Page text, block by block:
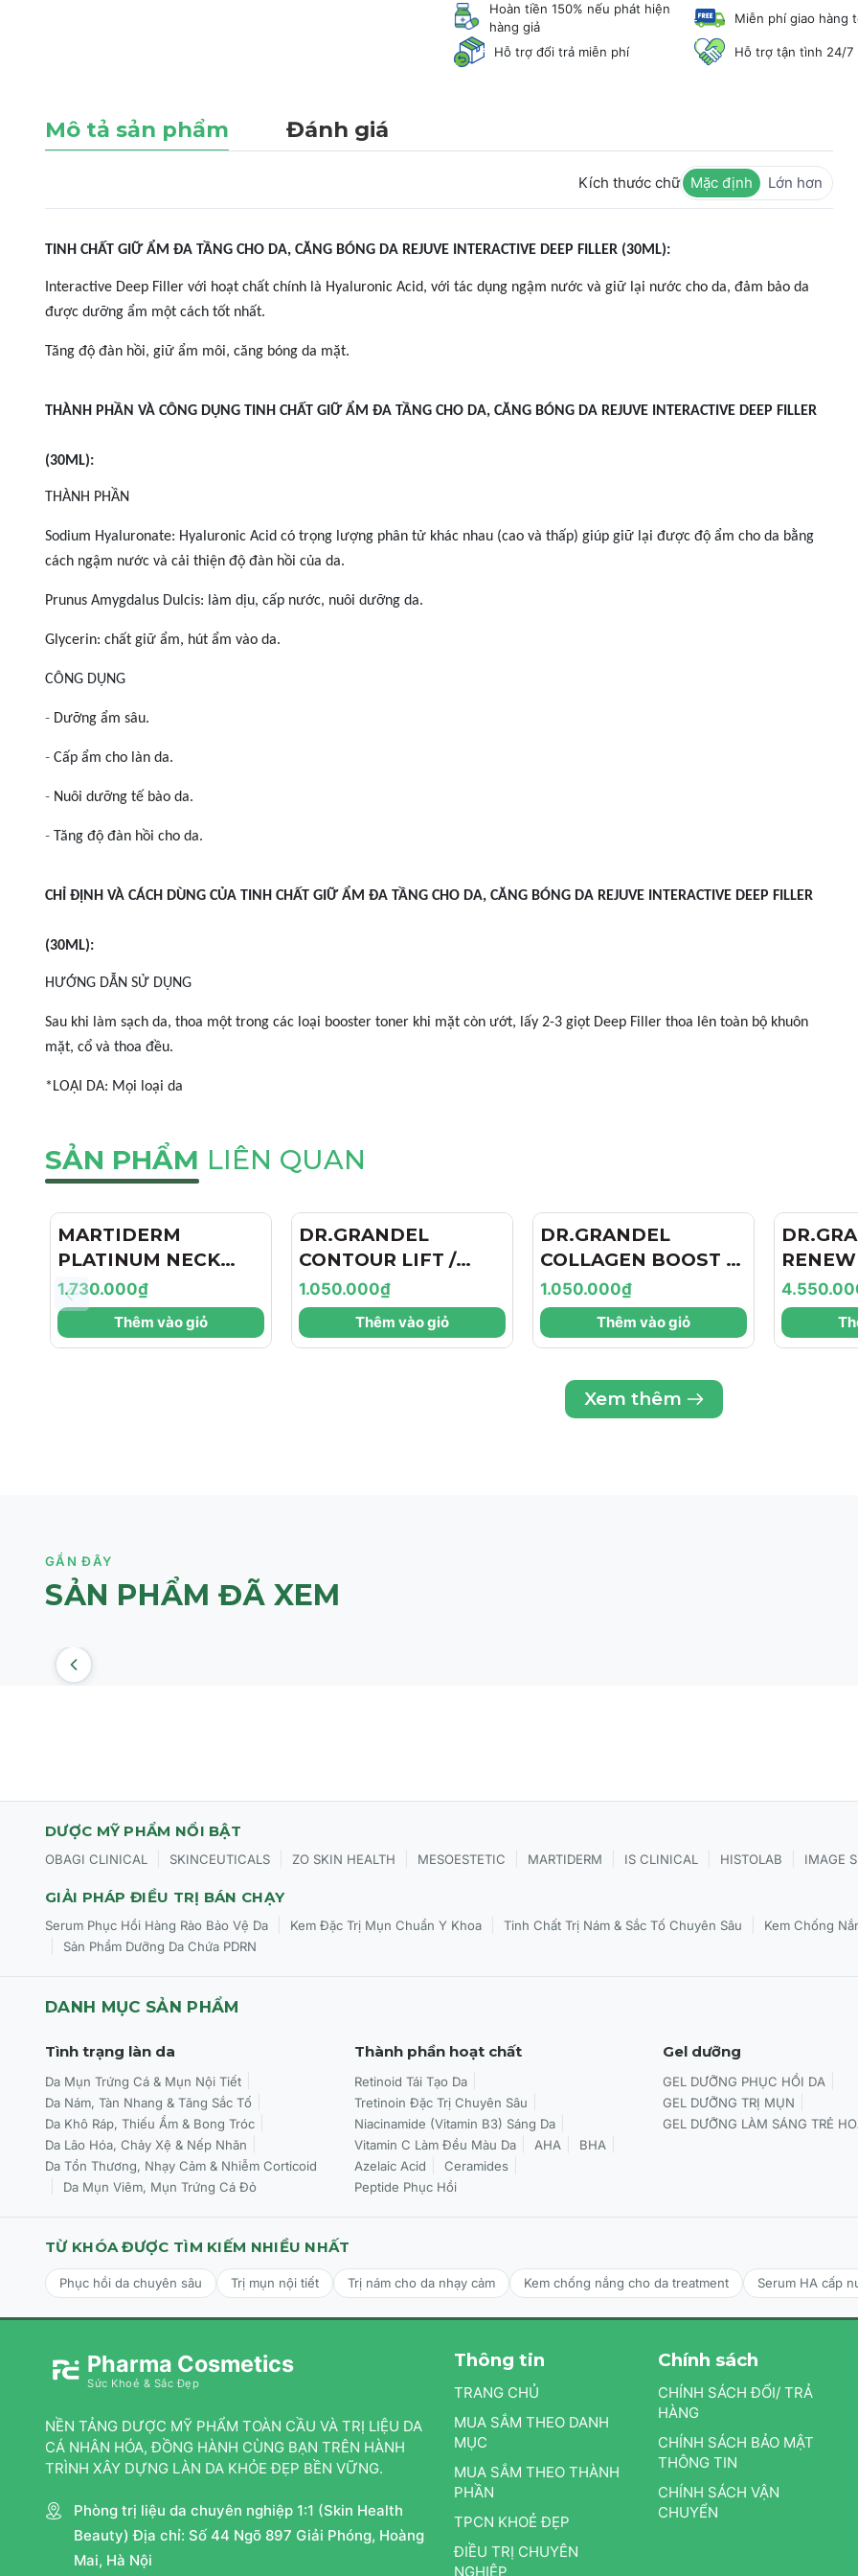
Hoàn tiền 150% nếu phát hiện
hàng giả
Miễn phí giao hàng
Hỗ trợ đổi trả miễn phí Hỗ trợ tận tình 24/7
Mô tả sản phẩm Đánh giá
Kích thước chữ Mặc định Lớn hơn
TINH CHẤT GIỮ ẨM ĐA TẦNG CHO DA, CĂNG BÓNG DA REJUVE INTERACTIVE DEEP FILLER (30ML):
Interactive Deep Filler với hoạt chất chính là Hyaluronic Acid, với tác dụng ngậm nước và giữ lại nước cho da, đảm bảo da
được dưỡng ẩm một cách tốt nhất.
Tăng độ đàn hồi, giữ ẩm môi, căng bóng da mặt.
THÀNH PHẦN VÀ CÔNG DỤNG TINH CHẤT GIỮ ẨM ĐA TẦNG CHO DA, CĂNG BÓNG DA REJUVE INTERACTIVE DEEP FILLER
(30ML):
THÀNH PHẦN
Sodium Hyaluronate: Hyaluronic Acid có trọng lượng phân tử khác nhau (cao và thấp) giúp giữ lại được độ ẩm cho da bằng
cách ngậm nước và cải thiện độ đàn hồi của da.
Prunus Amygdalus Dulcis: làm dịu, cấp nước, nuôi dưỡng da.
Glycerin: chất giữ ẩm, hút ẩm vào da.
CÔNG DỤNG
- Dưỡng ẩm sâu.
- Cấp ẩm cho làn da.
- Nuôi dưỡng tế bào da.
- Tăng độ đàn hồi cho da.
CHỈ ĐỊNH VÀ CÁCH DÙNG CỦA TINH CHẤT GIỮ ẨM ĐA TẦNG CHO DA, CĂNG BÓNG DA REJUVE INTERACTIVE DEEP FILLER
(30ML):
HƯỚNG DẪN SỬ DỤNG
Sau khi làm sạch da, thoa một trong các loại booster toner khi mặt còn ướt, lấy 2-3 giọt Deep Filler thoa lên toàn bộ khuôn
mặt, cổ và thoa đều.
*LOẠI DA: Mọi loại da
SẢN PHẨM LIÊN QUAN
MARTIDERM
PLATINUM NECK
LINE CORRECT
SERUM / TINH CHẤT
LÀM SĂN CHẮC &
1.730.000₫
Thêm vào giỏ
DR.GRANDEL
CONTOUR LIFT /
TINH CHẤT NÂNG
CƠ, XÓA NHĂN, ĐỊNH
HÌNH KHUÔN MẶT
1.050.000₫
Thêm vào giỏ
DR.GRANDEL
COLLAGEN BOOST /
TINH CHẤT TĂNG
CƯỜNG, BỔ SUNG
COLLAGEN TRẺ HÓA
1.050.000₫
Thêm vào giỏ
TINH
TRẺ
SĂN
Xem thêm
GẦN ĐÂY
SẢN PHẨM ĐÃ XEM
DƯỢC MỸ PHẨM NỔI BẬT
OBAGI CLINICAL SKINCEUTICALS ZO SKIN HEALTH MESOESTETIC MARTIDERM IS CLINICAL HISTOLAB IMAGE
GIẢI PHÁP ĐIỀU TRỊ BÁN CHẠY
Serum Phục Hồi Hàng Rào Bảo Vệ Da Kem Đặc Trị Mụn Chuẩn Y Khoa Tinh Chất Trị Nám & Sắc Tố Chuyên Sâu Kem Chống
Sản Phẩm Dưỡng Da Chứa PDRN
DANH MỤC SẢN PHẨM
Tình trạng làn da
Da Mụn Trứng Cá & Mụn Nội Tiết
Da Nám, Tàn Nhang & Tăng Sắc Tố
Da Khô Ráp, Thiếu Ẩm & Bong Tróc
Da Lão Hóa, Chảy Xệ & Nếp Nhăn
Da Tổn Thương, Nhạy Cảm & Nhiễm Corticoid
Da Mụn Viêm, Mụn Trứng Cá Đỏ
Thành phần hoạt chất
Retinoid Tái Tạo Da
Tretinoin Đặc Trị Chuyên Sâu
Niacinamide (Vitamin B3) Sáng Da
Vitamin C Làm Đều Màu Da
AHA
BHA
Azelaic Acid
Ceramides
Peptide Phục Hồi
Gel dưỡng
GEL DƯỠNG PHỤC HỒI DA
GEL DƯỠNG TRỊ MỤN
GEL DƯỠNG LÀM SÁNG TRẺ
TỪ KHÓA ĐƯỢC TÌM KIẾM NHIỀU NHẤT
Phục hồi da chuyên sâu Trị mụn nội tiết Trị nám cho da nhạy cảm Kem chống nắng cho da treatment Serum HA cấp
Pharma Cosmetics
Sức Khoẻ & Sắc Đẹp
NỀN TẢNG DƯỢC MỸ PHẨM TOÀN CẦU VÀ TRỊ LIỆU DA
CÁ NHÂN HÓA, ĐỒNG HÀNH CÙNG BẠN TRÊN HÀNH
TRÌNH XÂY DỰNG LÀN DA KHỎE ĐẸP BỀN VỮNG.
Phòng trị liệu da chuyên nghiệp 1:1 (Skin Health
Beauty) Địa chỉ: Số 44 Ngõ 897 Giải Phóng, Hoàng
Mai, Hà Nội
Thông tin
TRANG CHỦ
MUA SẮM THEO DANH
MỤC
MUA SẮM THEO THÀNH
PHẦN
TPCN KHOẺ ĐẸP
ĐIỀU TRỊ CHUYÊN
NGHIỆP
Chính sách
CHÍNH SÁCH ĐỔI/ TRẢ
HÀNG
CHÍNH SÁCH BẢO MẬT
THÔNG TIN
CHÍNH SÁCH VẬN
CHUYỂN